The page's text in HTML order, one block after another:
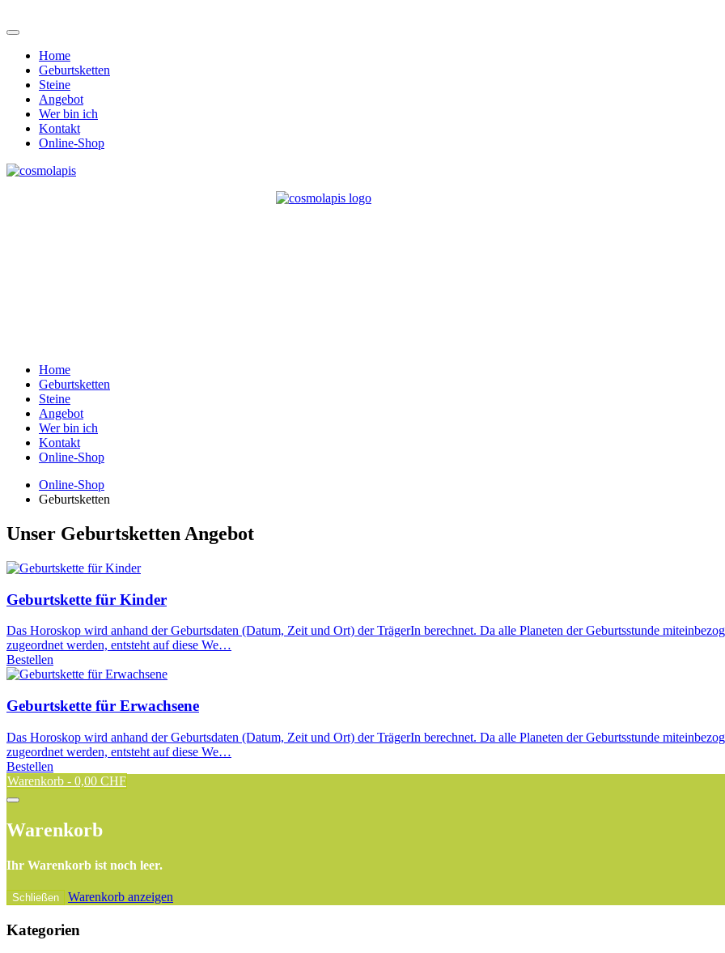
Home
Geburtsketten
Steine
Angebot
Wer bin ich
Kontakt
Online-Shop
Home
Geburtsketten
Steine
Angebot
Wer bin ich
Kontakt
Online-Shop
Online-Shop
Geburtsketten
Unser Geburtsketten Angebot
Geburtskette für Kinder
Das Horoskop wird anhand der Geburtsdaten (Datum, Zeit und Ort) der TrägerIn berechnet. Da alle Planeten der Geburtsstunde
zugeordnet werden, entsteht auf diese We…
Bestellen
Geburtskette für Erwachsene
Das Horoskop wird anhand der Geburtsdaten (Datum, Zeit und Ort) der TrägerIn berechnet. Da alle Planeten der Geburtsstunde
zugeordnet werden, entsteht auf diese We…
Bestellen
Warenkorb - 0,00 CHF
Warenkorb
Ihr Warenkorb ist noch leer.
Schließen Warenkorb anzeigen
Kategorien